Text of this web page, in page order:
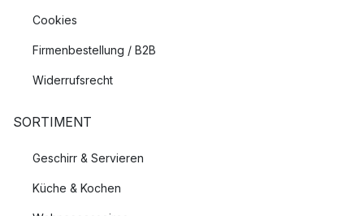
Cookies
Firmenbestellung / B2B
Widerrufsrecht
SORTIMENT
Geschirr & Servieren
Küche & Kochen